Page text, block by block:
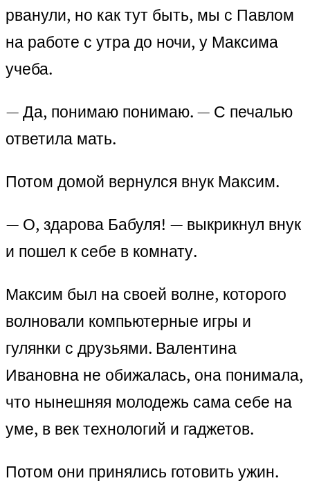
рванули, но как тут быть, мы с Павлом
на работе с утра до ночи, у Максима
учеба.
— Да, понимаю понимаю. — С печалью
ответила мать.
Потом домой вернулся внук Максим.
— О, здарова Бабуля! — выкрикнул внук
и пошел к себе в комнату.
Максим был на своей волне, которого
волновали компьютерные игры и
гулянки с друзьями. Валентина
Ивановна не обижалась, она понимала,
что нынешняя молодежь сама себе на
уме, в век технологий и гаджетов.
Потом они принялись готовить ужин.